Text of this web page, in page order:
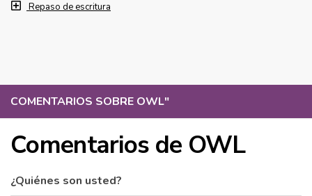
COMENTARIOS SOBRE OWL"
Comentarios de OWL
¿Quiénes son usted?
Repaso de escritura